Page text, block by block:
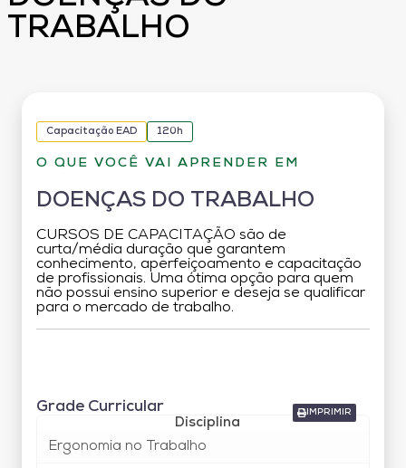
TRABALHO
Capacitação EAD 120h
O QUE VOCÊ VAI APRENDER EM
DOENÇAS DO TRABALHO
CURSOS DE CAPACITAÇÃO são de
curta/média duração que garantem
conhecimento, aperfeiçoamento e capacitação
de profissionais. Uma ótima opção para quem
não possui ensino superior e deseja se qualificar
para o mercado de trabalho.
IMPRIMIR
Grade Curricular
Disciplina
Ergonomia no Trabalho